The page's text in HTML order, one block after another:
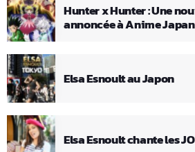
Hunter x Hunter : Une
annoncée à Anime
Elsa Esnoult au Japon
Elsa Esnoult chante les